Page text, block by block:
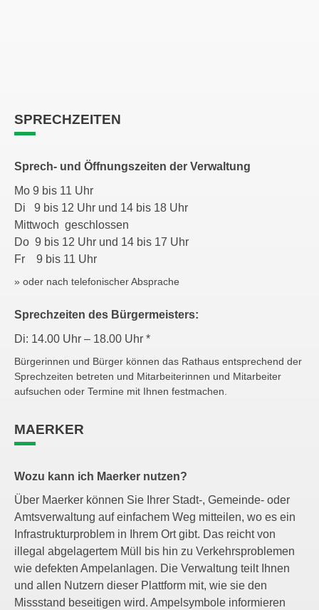
SPRECHZEITEN
Sprech- und Öffnungszeiten der Verwaltung
Mo 9 bis 11 Uhr
Di 9 bis 12 Uhr und 14 bis 18 Uhr
Mittwoch geschlossen
Do 9 bis 12 Uhr und 14 bis 17 Uhr
Fr 9 bis 11 Uhr
» oder nach telefonischer Absprache
Sprechzeiten des Bürgermeisters:
Di: 14.00 Uhr – 18.00 Uhr *
Bürgerinnen und Bürger können das Rathaus entsprechend der
Sprechzeiten betreten und Mitarbeiterinnen und Mitarbeiter
aufsuchen oder Termine mit Ihnen festmachen.
MAERKER
Wozu kann ich Maerker nutzen?
Über Maerker können Sie Ihrer Stadt-, Gemeinde- oder
Amtsverwaltung auf einfachem Weg mitteilen, wo es ein
Infrastrukturproblem in Ihrem Ort gibt. Das reicht von
illegal abgelagertem Müll bis hin zu Verkehrsproblemen
wie defekten Ampelanlagen. Die Verwaltung teilt Ihnen
und allen Nutzern dieser Plattform mit, wie sie den
Missstand beseitigen wird. Ampelsymbole informieren